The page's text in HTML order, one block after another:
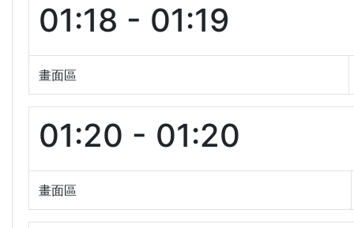
01:18 - 01:19
畫面區
01:20 - 01:20
畫面區